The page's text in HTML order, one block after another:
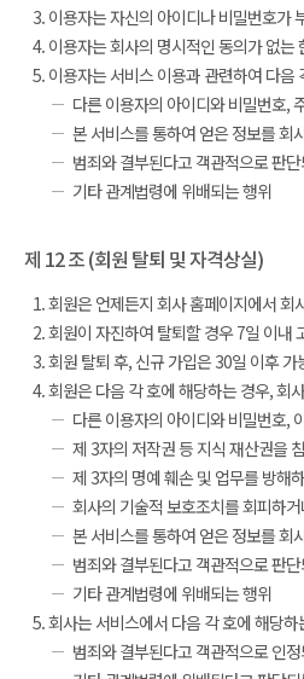
이용자는 자신의 아이디나 비밀번호가
이용자는 회사의 명시적인 동의가 없
이용자는 서비스 이용과 관련하여 다
다른 이용자의 아이디와 비밀번호,
본 서비스를 통하여 얻은 정보를 회
범죄와 결부된다고 객관적으로 판
기타 관계법령에 위배되는 행위
제 12 조 (회원 탈퇴 및 자격상실)
회원은 언제든지 회사 홈페이지에서 회
회원이 자진하여 탈퇴할 경우 7일 이내
회원 탈퇴 후, 신규 가입은 30일 이후
회원은 다음 각 호에 해당하는 경우, 회
다른 이용자의 아이디와 비밀번호,
제 3자의 저작권 등 지식 재산권을
제 3자의 명예 훼손 및 업무를 방해
회사의 기술적 보호조치를 회피하
본 서비스를 통하여 얻은 정보를 회
범죄와 결부된다고 객관적으로 판
기타 관계법령에 위배되는 행위
회사는 서비스에서 다음 각 호에 해당
범죄와 결부된다고 객관적으로 인